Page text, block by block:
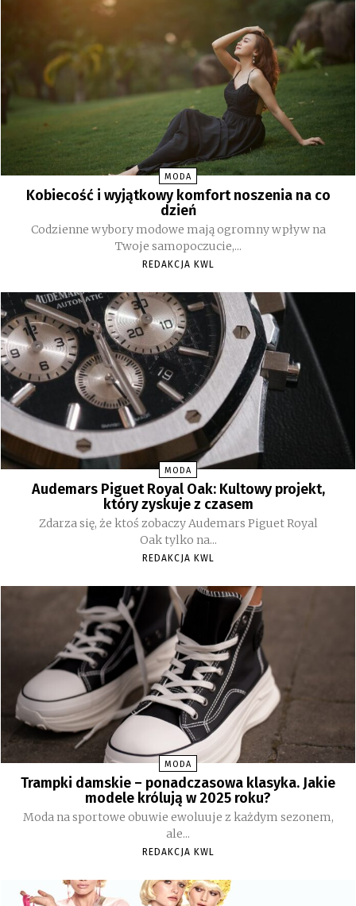
MODA
Kobiecość i wyjątkowy komfort noszenia na co
dzień
Codzienne wybory modowe mają ogromny wpływ na
Twoje samopoczucie,...
REDAKCJA KWL
MODA
Audemars Piguet Royal Oak: Kultowy projekt,
który zyskuje z czasem
Zdarza się, że ktoś zobaczy Audemars Piguet Royal
Oak tylko na...
REDAKCJA KWL
MODA
Trampki damskie – ponadczasowa klasyka. Jakie
modele królują w 2025 roku?
Moda na sportowe obuwie ewoluuje z każdym sezonem,
ale...
REDAKCJA KWL